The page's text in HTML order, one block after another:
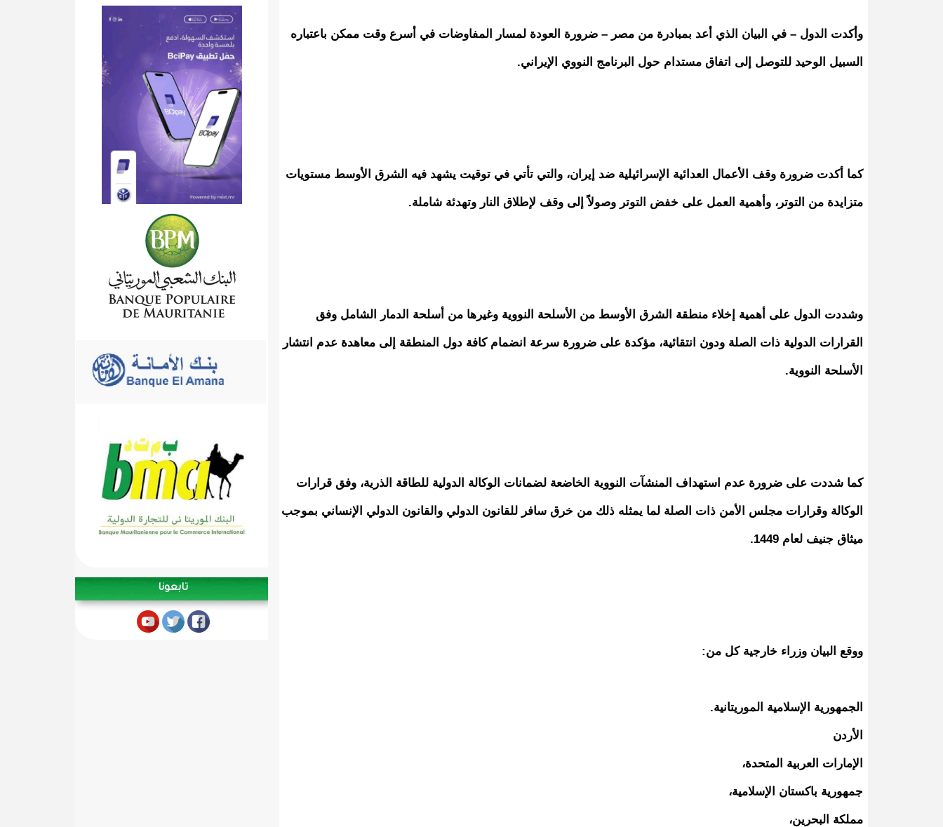
وأكدت الدول – في البيان الذي أعد بمبادرة من مصر – ضرورة العودة لمسار المفاوضات في أسرع وقت ممكن باعتباره
السبيل الوحيد للتوصل إلى اتفاق مستدام حول البرنامج النووي الإيراني.
كما أكدت ضرورة وقف الأعمال العدائية الإسرائيلية ضد إيران، والتي تأتي في توقيت يشهد فيه الشرق الأوسط مستويات
متزايدة من التوتر، وأهمية العمل على خفض التوتر وصولاً إلى وقف لإطلاق النار وتهدئة شاملة.
وشددت الدول على أهمية إخلاء منطقة الشرق الأوسط من الأسلحة النووية وغيرها من أسلحة الدمار الشامل وفق
القرارات الدولية ذات الصلة ودون انتقائية، مؤكدة على ضرورة سرعة انضمام كافة دول المنطقة إلى معاهدة عدم انتشار
الأسلحة النووية.
كما شددت على ضرورة عدم استهداف المنشآت النووية الخاضعة لضمانات الوكالة الدولية للطاقة الذرية، وفق قرارات
الوكالة وقرارات مجلس الأمن ذات الصلة لما يمثله ذلك من خرق سافر للقانون الدولي والقانون الدولي الإنساني بموجب
ميثاق جنيف لعام 1449.
ووقع البيان وزراء خارجية كل من:
الجمهورية الإسلامية الموريتانية.
الأردن
الإمارات العربية المتحدة،
جمهورية باكستان الإسلامية،
مملكة البحرين،
تابعونا